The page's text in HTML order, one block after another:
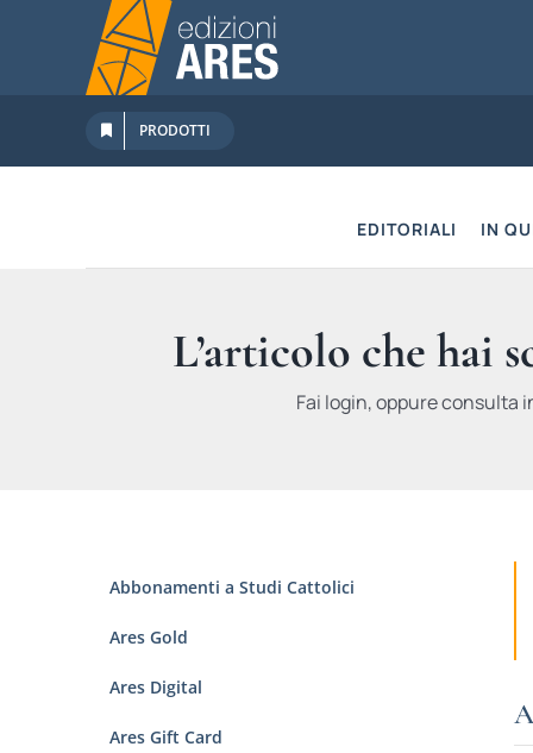
contenuto
PRODOTTI
EDITORIALI IN
L’articolo che hai
Fai login, oppure consulta
Abbonamenti a Studi Cattolici
Ares Gold
Ares Digital
Ares Gift Card